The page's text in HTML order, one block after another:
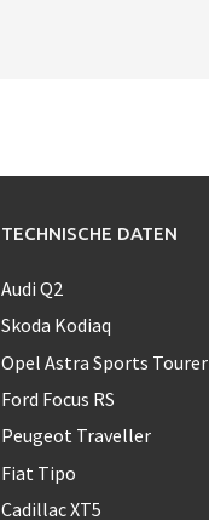
TECHNISCHE DATEN
Audi Q2
Skoda Kodiaq
Opel Astra Sports Tourer
Ford Focus RS
Peugeot Traveller
Fiat Tipo
Cadillac XT5